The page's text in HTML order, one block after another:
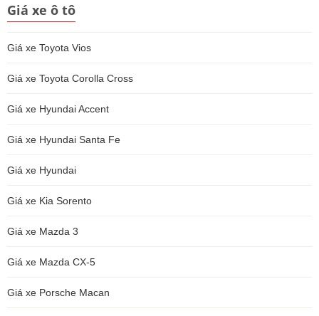
Giá xe ô tô
Giá xe Toyota Vios
Giá xe Toyota Corolla Cross
Giá xe Hyundai Accent
Giá xe Hyundai Santa Fe
Giá xe Hyundai
Giá xe Kia Sorento
Giá xe Mazda 3
Giá xe Mazda CX-5
Giá xe Porsche Macan